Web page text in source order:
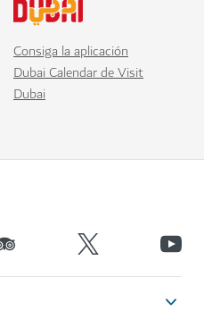
Consiga la aplicación
Dubai Calendar de Visit
Dubai